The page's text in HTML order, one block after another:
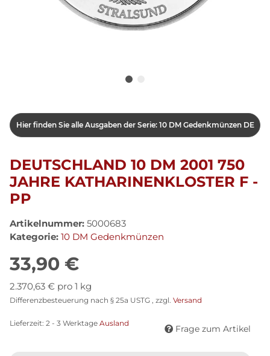
Hier finden Sie alle Ausgaben der Serie: 10 DM Gedenkmünzen DE
DEUTSCHLAND 10 DM 2001 750
JAHRE KATHARINENKLOSTER F -
PP
Artikelnummer: 5000683
Kategorie: 10 DM Gedenkmünzen
33,90 €
2.370,63 € pro 1 kg
Differenzbesteuerung nach § 25a USTG , zzgl. Versand
Lieferzeit: 2 - 3 Werktage Ausland
Frage zum Artikel